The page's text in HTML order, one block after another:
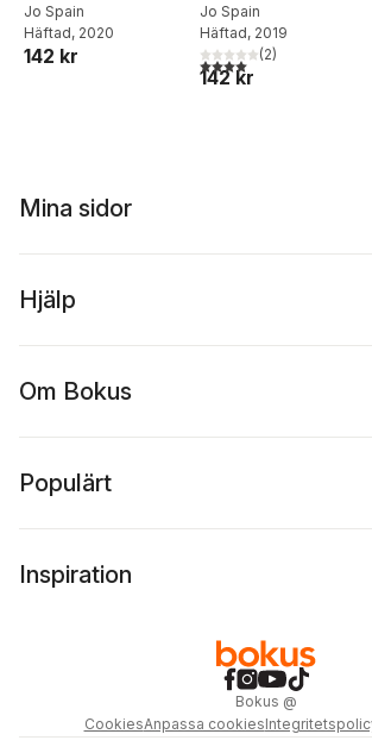
Jo Spain
Häftad, 2020
142 kr
Jo Spain
Häftad, 2019
4,0utav 5 stjärnor. Totalt
(2)
142 kr
Mina sidor
Hjälp
Om Bokus
Populärt
Inspiration
Bokus @
CookiesAnpassa cookies